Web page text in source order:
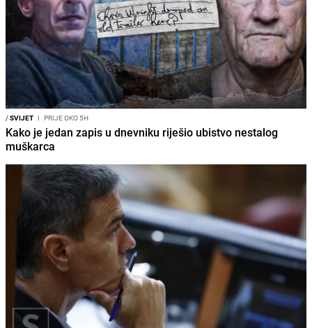
/SVIJET I PRIJE OKO 5H
Kako je jedan zapis u dnevniku riješio ubistvo nestalog
muškarca